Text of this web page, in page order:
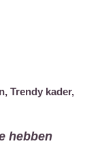
Trendy kader,
hebben